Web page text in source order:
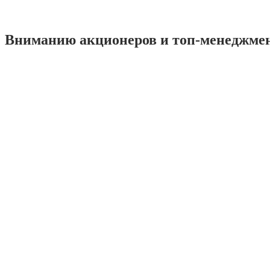
Вниманию акционеров и топ-